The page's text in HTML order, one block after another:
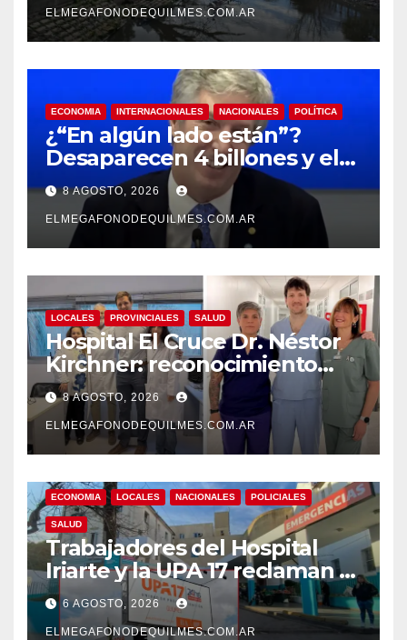
ELMEGAFONODEQUILMES.COM.AR
ECONOMIA INTERNACIONALES NACIONALES POLÍTICA
¿“En algún lado están”?
Desaparecen 4 billones y el
presidente del BCRA
responde con una risita
8 AGOSTO, 2026
ELMEGAFONODEQUILMES.COM.AR
LOCALES PROVINCIALES SALUD
Hospital El Cruce Dr. Néstor
Kirchner: reconocimiento
internacional a la calidad de
su atención
8 AGOSTO, 2026
ELMEGAFONODEQUILMES.COM.AR
ECONOMIA LOCALES NACIONALES POLICIALES
SALUD
Trabajadores del Hospital
Iriarte y la UPA 17 reclaman el
pase a planta de becarios y
mejoras laborales
6 AGOSTO, 2026
ELMEGAFONODEQUILMES.COM.AR